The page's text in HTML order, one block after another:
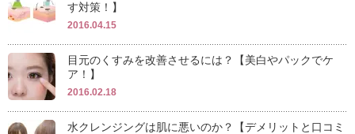
す対策！】
2016.04.15
目元のくすみを改善させるには？【美白やパックでケ
ア！】
2016.02.18
水クレンジングは肌に悪いのか？【デメリットと口コミ